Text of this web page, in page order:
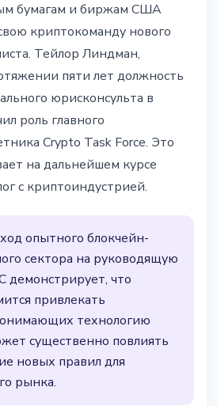
юриста из
советником
мин чтения
бумагам и биржам США
криптокоманду нового
Тейлор Линдман,
пяти лет должность
юрисконсульта в
роль главного
Crypto Task Force. Это
на дальнейшем курсе
с криптоиндустрией.
опытного блокчейн-
сектора на руководящую
демонстрирует, что
привлекать
технологию
существенно повлиять
новых правил для
рынка.